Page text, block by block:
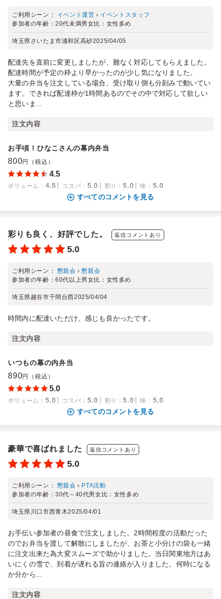
ご利用シーン： イベント運営 › イベントスタッフ
参加者の年齢：20代未満男女比： 女性多め
埼玉県さいたま市浦和区高砂2025/04/05
配達先を直前に変更しましたが、難なく対応してもらえました。
配達時間が予定の枠より早かったのが少し気になりました。
大量の弁当を注文している場合、受け取り側も分刻みで動いてい
ます。できれば配達枠が1時間あるのでその中で対応して欲しい
と思いま...
注文内容
お手頃！ひなこさんの幕内弁当
800円（税込）
4.5
ボリューム ： 4.5 コスパ ： 5.0 彩り ：5.0 味 ： 5.0
すべてのコメントを見る
彩りも良く、好評でした。 返信コメントあり
5.0
ご利用シーン： 懇親会 ›懇親会
参加者の年齢：60代以上男女比： 女性多め
埼玉県越谷市千間台西2025/04/04
時間内に配達いただけ、感じも良かったです。
注文内容
いつもの幕の内弁当
890円（税込）
5.0
ボリューム ： 5.0 コスパ ： 5.0 彩り ：5.0 味 ： 5.0
すべてのコメントを見る
豪華で喜ばれました 返信コメントあり
5.0
ご利用シーン： 懇親会 › PTA活動
参加者の年齢：30代～40代男女比： 女性多め
埼玉県川口市西青木2025/04/01
お手伝い参加者の昼食で注文しました。2時間程度の活動だった
のでお弁当を渡して解散にしましたが、お茶と小分けの袋も一緒
に注文出来た為大変スムーズで助かりました。当日関東地方はあ
いにくの雪で、到着が遅れる旨の連絡が入りました。何時になる
か分から...
注文内容